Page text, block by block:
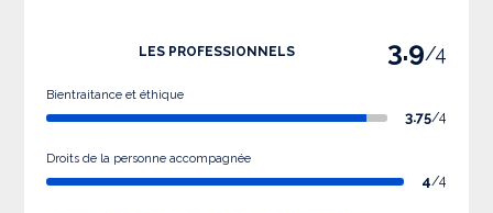
LES PROFESSIONNELS 3.9/4
Bientraitance et éthique
3.75/4
Droits de la personne accompagnée
4/4